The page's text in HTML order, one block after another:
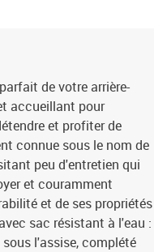
de votre arrière-
accueillant pour
et profiter de
connue sous le nom de
peu d'entretien qui
et couramment
et de ses propriétés
sac résistant à l'eau :
l'assise, complété